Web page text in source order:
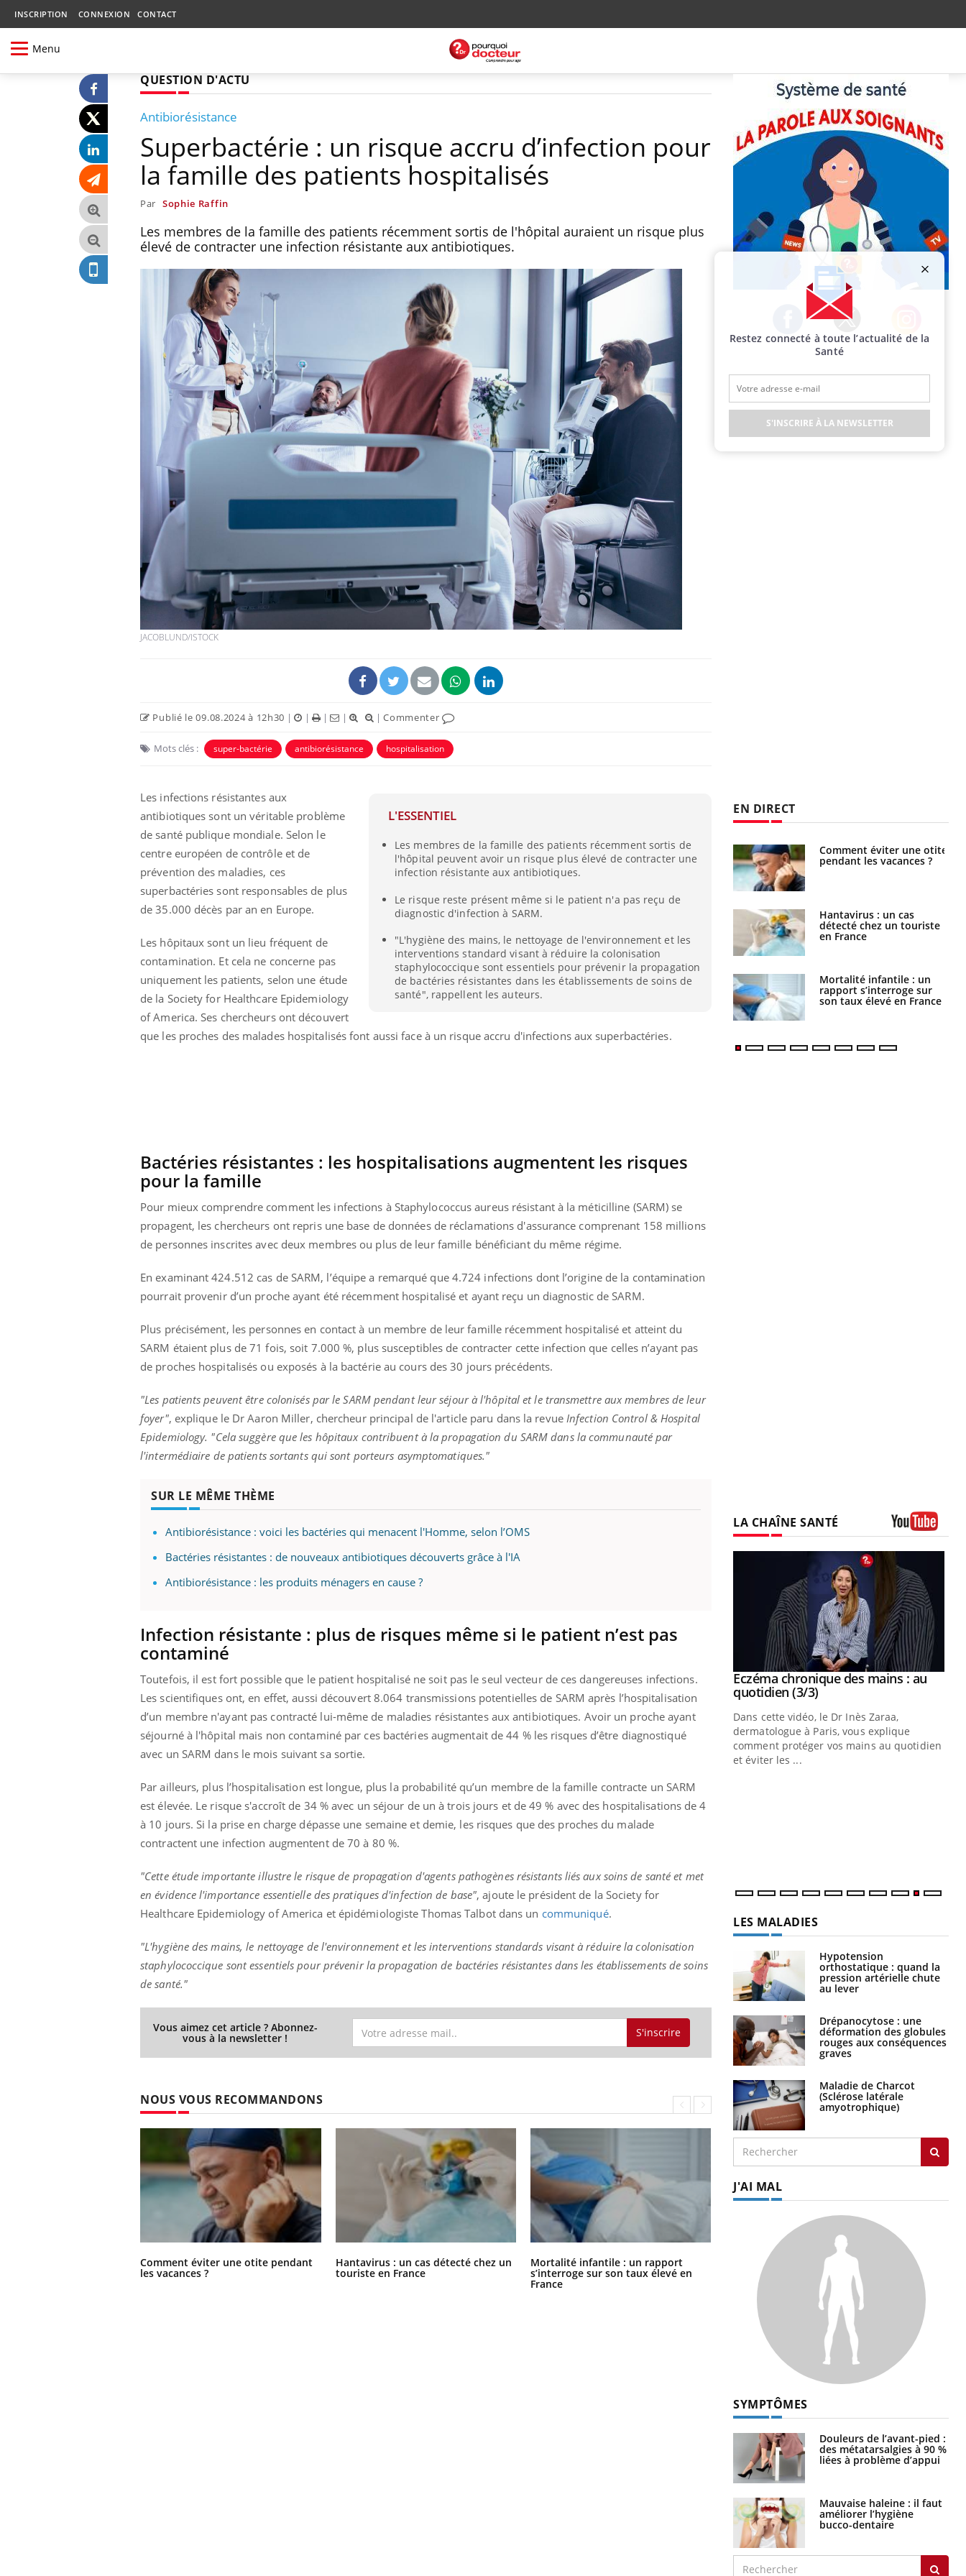
INSCRIPTION CONNEXION CONTACT
Menu
QUESTION D'ACTU
Antibiorésistance
Superbactérie : un risque accru d’infection pour
la famille des patients hospitalisés
Par Sophie Raffin
Les membres de la famille des patients récemment sortis de l'hôpital auraient un risque plus
élevé de contracter une infection résistante aux antibiotiques.
JACOBLUND/ISTOCK
Publié le 09.08.2024 à 12h30 | | | | |Commenter
Mots clés : super-bactérie antibiorésistance hospitalisation
L'ESSENTIEL
Les membres de la famille des patients récemment sortis de
l'hôpital peuvent avoir un risque plus élevé de contracter une
infection résistante aux antibiotiques.
Le risque reste présent même si le patient n'a pas reçu de
diagnostic d'infection à SARM.
"L'hygiène des mains, le nettoyage de l'environnement et les
interventions standard visant à réduire la colonisation
staphylococcique sont essentiels pour prévenir la propagation
de bactéries résistantes dans les établissements de soins de
santé", rappellent les auteurs.
Les infections résistantes aux
antibiotiques sont un véritable problème
de santé publique mondiale. Selon le
centre européen de contrôle et de
prévention des maladies, ces
superbactéries sont responsables de plus
de 35.000 décès par an en Europe.
Les hôpitaux sont un lieu fréquent de
contamination. Et cela ne concerne pas
uniquement les patients, selon une étude
de la Society for Healthcare Epidemiology
of America. Ses chercheurs ont découvert
que les proches des malades hospitalisés font aussi face à un risque accru d'infections aux superbactéries.
Bactéries résistantes : les hospitalisations augmentent les risques
pour la famille
Pour mieux comprendre comment les infections à Staphylococcus aureus résistant à la méticilline (SARM) se
propagent, les chercheurs ont repris une base de données de réclamations d'assurance comprenant 158 ​​millions
de personnes inscrites avec deux membres ou plus de leur famille bénéficiant du même régime.
En examinant 424.512 cas de SARM, l’équipe a remarqué que 4.724 infections dont l’origine de la contamination
pourrait provenir d’un proche ayant été récemment hospitalisé et ayant reçu un diagnostic de SARM.
Plus précisément, les personnes en contact à un membre de leur famille récemment hospitalisé et atteint du
SARM étaient plus de 71 fois, soit 7.000 %, plus susceptibles de contracter cette infection que celles n’ayant pas
de proches hospitalisés ou exposés à la bactérie au cours des 30 jours précédents.
"Les patients peuvent être colonisés par le SARM pendant leur séjour à l'hôpital et le transmettre aux membres de leur
foyer", explique le Dr Aaron Miller, chercheur principal de l'article paru dans la revue Infection Control & Hospital
Epidemiology. "Cela suggère que les hôpitaux contribuent à la propagation du SARM dans la communauté par
l'intermédiaire de patients sortants qui sont porteurs asymptomatiques."
SUR LE MÊME THÈME
Antibiorésistance : voici les bactéries qui menacent l'Homme, selon l’OMS
Bactéries résistantes : de nouveaux antibiotiques découverts grâce à l'IA
Antibiorésistance : les produits ménagers en cause ?
Infection résistante : plus de risques même si le patient n’est pas
contaminé
Toutefois, il est fort possible que le patient hospitalisé ne soit pas le seul vecteur de ces dangereuses infections.
Les scientifiques ont, en effet, aussi découvert 8.064 transmissions potentielles de SARM après l’hospitalisation
d’un membre n'ayant pas contracté lui-même de maladies résistantes aux antibiotiques. Avoir un proche ayant
séjourné à l'hôpital mais non contaminé par ces bactéries augmentait de 44 % les risques d’être diagnostiqué
avec un SARM dans le mois suivant sa sortie.
Par ailleurs, plus l’hospitalisation est longue, plus la probabilité qu’un membre de la famille contracte un SARM
est élevée. Le risque s'accroît de 34 % avec un séjour de un à trois jours et de 49 % avec des hospitalisations de 4
à 10 jours. Si la prise en charge dépasse une semaine et demie, les risques que des proches du malade
contractent une infection augmentent de 70 à 80 %.
"Cette étude importante illustre le risque de propagation d'agents pathogènes résistants liés aux soins de santé et met
en évidence l'importance essentielle des pratiques d'infection de base", ajoute le président de la Society for
Healthcare Epidemiology of America et épidémiologiste Thomas Talbot dans un communiqué.
"L'hygiène des mains, le nettoyage de l'environnement et les interventions standards visant à réduire la colonisation
staphylococcique sont essentiels pour prévenir la propagation de bactéries résistantes dans les établissements de soins
de santé."
Vous aimez cet article ? Abonnez-
vous à la newsletter ! S'inscrire
NOUS VOUS RECOMMANDONS
Comment éviter une otite pendant
les vacances ?
Hantavirus : un cas détecté chez un
touriste en France
Mortalité infantile : un rapport
s’interroge sur son taux élevé en
France
Grossesse à risque : ce jus naturel
attire l'attention des chercheurs
Facebook Twitter Instagram
EN DIRECT
Comment éviter une otite
pendant les vacances ?
Hantavirus : un cas
détecté chez un touriste
en France
Mortalité infantile : un
rapport s’interroge sur
son taux élevé en France
LA CHAÎNE SANTÉ
Un « jumeau numérique » pour
faciliter l’accès à la médecine
préventiveYoutube
Un établissement lié à un groupe
mutualiste innove en matière de bilan de
santé : l'utilisation d'un « jumeau
Youtube
COUP DE FOOD sur le diabèteYoutube
Coup de food sur le diabète, c'est votre
nouveau rendez-vous culinaire qui
bouscule les idées reçues ! Dans cet
épisode, une ...
Youtube
Quand l’entreprise mise sur le bien
être globalYoutube
"Les rendez-vous de la santé et de la
qualité de vie au travail" de Pourquoi
Docteur reçoivent Régis Blugeon, DRH et
Youtube
Eczéma chronique des mains : au
quotidien (3/3)Youtube
Dans cette vidéo, le Dr Inès Zaraa,
dermatologue à Paris, vous explique
comment protéger vos mains au quotidien
et éviter les ...
LES MALADIES
Hypotension
orthostatique : quand la
pression artérielle chute
au lever
Drépanocytose : une
déformation des globules
rouges aux conséquences
graves
Maladie de Charcot
(Sclérose latérale
amyotrophique)
J'AI MAL
SYMPTÔMES
Douleurs de l’avant-pied :
des métatarsalgies à 90 %
liées à problème d’appui
Mauvaise haleine : il faut
améliorer l’hygiène
bucco-dentaire
Restez connecté à toute l’actualité de la
Santé
S'INSCRIRE À LA NEWSLETTER